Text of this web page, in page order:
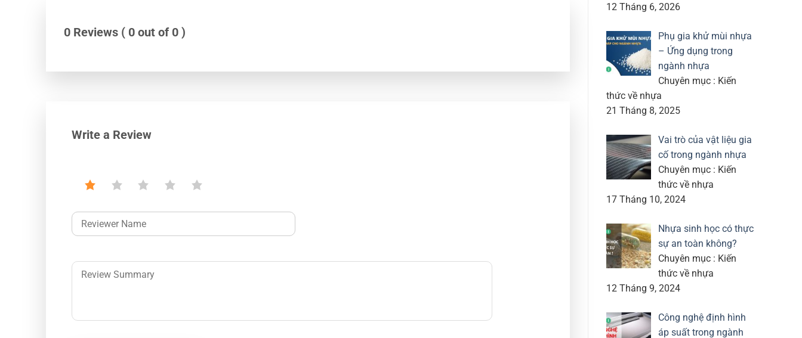
0 Reviews ( 0 out of 0 )
Write a Review
12 Tháng 6, 2026
Phụ gia khử mùi nhựa
– Ứng dụng trong
ngành nhựa
Chuyên mục : Kiến
thức về nhựa
21 Tháng 8, 2025
Vai trò của vật liệu gia
cố trong ngành nhựa
Chuyên mục : Kiến
thức về nhựa
17 Tháng 10, 2024
Nhựa sinh học có thực
sự an toàn không?
Chuyên mục : Kiến
thức về nhựa
12 Tháng 9, 2024
Công nghệ định hình
áp suất trong ngành